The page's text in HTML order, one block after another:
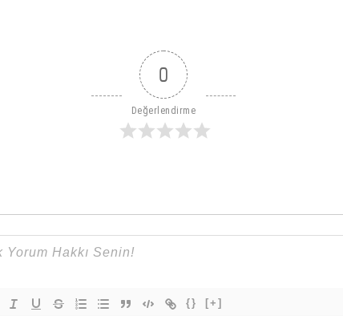
0
Değerlendirme
{} [+]